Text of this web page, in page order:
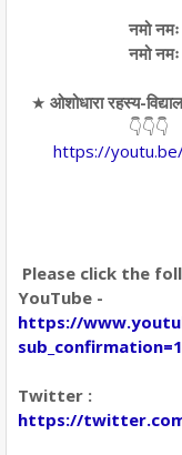
नमो
नमो नमः श्री
★ ओशोधारा रहस्य-
👇👇👇
https://
Please click the
YouTube -
https://
sub_confirmation=1
Twitter :
https://